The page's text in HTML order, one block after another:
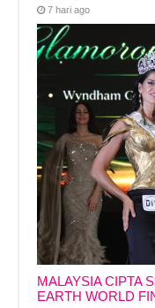
7 hari ago
MALAYSIA CIPTA
EARTH WORLD